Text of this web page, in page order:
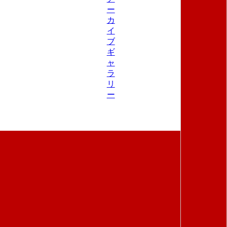
ー
カ
イ
ブ
ギ
ャ
ラ
リ
ー